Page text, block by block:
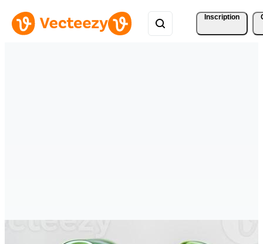
Inscription